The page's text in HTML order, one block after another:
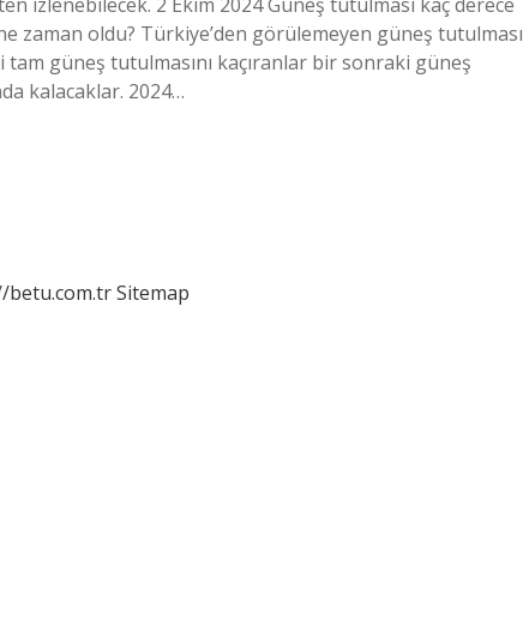
zaman oldu? Türkiye’den görülemeyen güneş tutulması
tam güneş tutulmasını kaçıranlar bir sonraki güneş
kalacaklar. 2024…
betu.com.trSitemap